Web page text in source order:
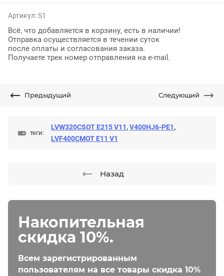
Накопительная
скидка 10%.
Всем зарегистрированным
пользователям на все товары скидка 10%
Артикул:S1
Всё, что добавляется в корзину, есть в наличии!
Отправка осуществляется в течении суток
после оплаты и согласования заказа.
Получаете трек номер отправления на e-mail.
Предыдущий Следующий
теги:
LVW320CSOT E215 V11,V400HJ6-PE1,
LVF400CMOT E11 V1
Назад